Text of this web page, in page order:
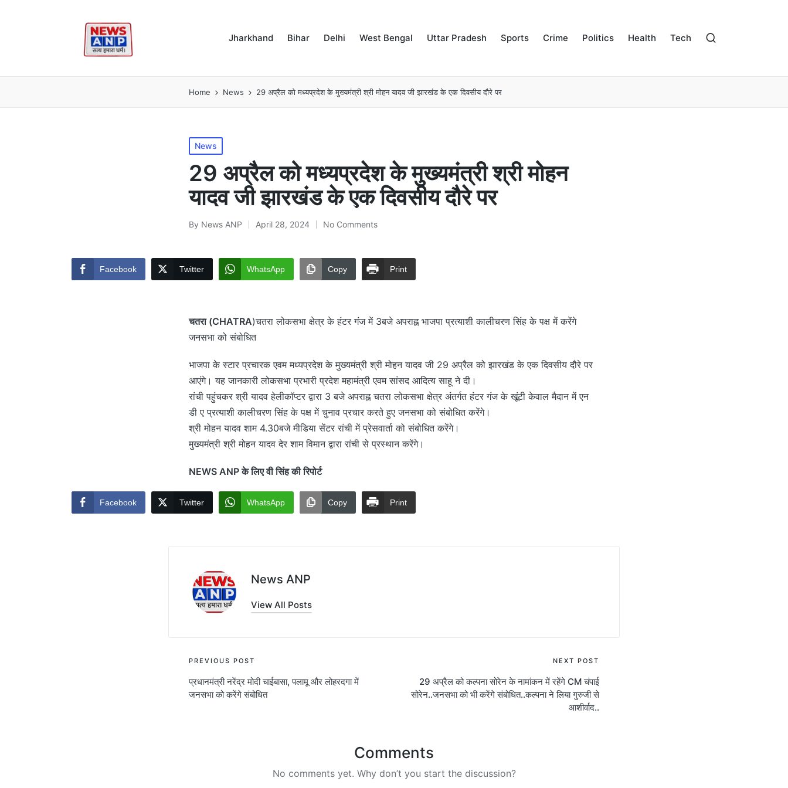
Jharkhand Bihar Delhi West Bengal Uttar Pradesh Sports Crime Politics Health Tech
Home News 29 अप्रैल को मध्यप्रदेश के मुख्यमंत्री श्री मोहन यादव जी झारखंड के एक दिवसीय दौरे पर
Posted
in
News
29 अप्रैल को मध्यप्रदेश के मुख्यमंत्री श्री मोहन
यादव जी झारखंड के एक दिवसीय दौरे पर
Posted
By News ANP April 28, 2024 No Comments
Facebook Twitter WhatsApp Copy Print
चतरा (CHATRA)चतरा लोकसभा क्षेत्र के हंटर गंज में 3बजे अपराह्न भाजपा प्रत्याशी कालीचरण सिंह के पक्ष में करेंगे
जनसभा को संबोधित
भाजपा के स्टार प्रचारक एवम मध्यप्रदेश के मुख्यमंत्री श्री मोहन यादव जी 29 अप्रैल को झारखंड के एक दिवसीय दौरे पर
आएंगे। यह जानकारी लोकसभा प्रभारी प्रदेश महामंत्री एवम सांसद आदित्य साहू ने दी।
रांची पहुंचकर श्री यादव हेलीकॉप्टर द्वारा 3 बजे अपराह्न चतरा लोकसभा क्षेत्र अंतर्गत हंटर गंज के खूंटी केवाल मैदान में एन
डी ए प्रत्याशी कालीचरण सिंह के पक्ष में चुनाव प्रचार करते हुए जनसभा को संबोधित करेंगे।
श्री मोहन यादव शाम 4.30बजे मीडिया सेंटर रांची में प्रेसवार्ता को संबोधित करेंगे।
मुख्यमंत्री श्री मोहन यादव देर शाम विमान द्वारा रांची से प्रस्थान करेंगे।
NEWS ANP के लिए वी सिंह की रिपोर्ट
Facebook Twitter WhatsApp Copy Print
News ANP
View All Posts
Post
navigation
PREVIOUS POST
प्रधानमंत्री नरेंद्र मोदी चाईबासा, पलामू और लोहरदगा में
जनसभा को करेंगे संबोधित
NEXT POST
29 अप्रैल को कल्पना सोरेन के नामांकन में रहेंगे CM चंपाई
सोरेन..जनसभा को भी करेंगे संबोधित..कल्पना ने लिया गुरुजी से
आशीर्वाद..
Comments
No comments yet. Why don’t you start the discussion?